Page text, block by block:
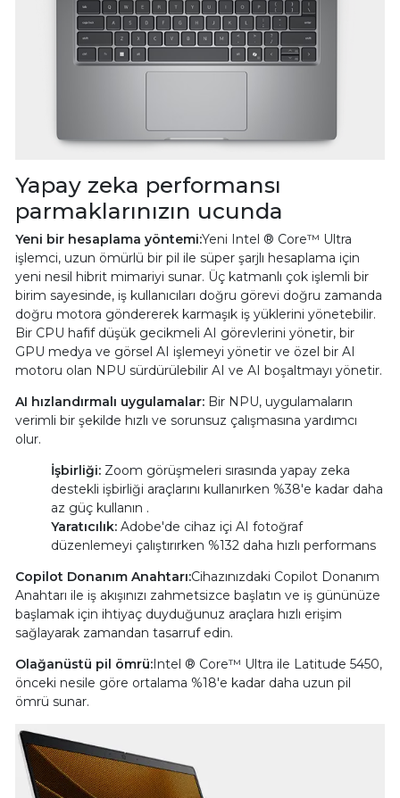
Yapay zeka performansı
parmaklarınızın ucunda
Yeni bir hesaplama yöntemi:Yeni Intel ® Core™ Ultra
işlemci, uzun ömürlü bir pil ile süper şarjlı hesaplama için
yeni nesil hibrit mimariyi sunar. Üç katmanlı çok işlemli bir
birim sayesinde, iş kullanıcıları doğru görevi doğru zamanda
doğru motora göndererek karmaşık iş yüklerini yönetebilir.
Bir CPU hafif düşük gecikmeli AI görevlerini yönetir, bir
GPU medya ve görsel AI işlemeyi yönetir ve özel bir AI
motoru olan NPU sürdürülebilir AI ve AI boşaltmayı yönetir.
AI hızlandırmalı uygulamalar:Bir NPU, uygulamaların
verimli bir şekilde hızlı ve sorunsuz çalışmasına yardımcı
olur.
İşbirliği:Zoom görüşmeleri sırasında yapay zeka
destekli işbirliği araçlarını kullanırken %38'e kadar daha
az güç kullanın .
Yaratıcılık:Adobe'de cihaz içi AI fotoğraf
düzenlemeyi çalıştırırken %132 daha hızlı performans
Copilot Donanım Anahtarı:Cihazınızdaki Copilot Donanım
Anahtarı ile iş akışınızı zahmetsizce başlatın ve iş gününüze
başlamak için ihtiyaç duyduğunuz araçlara hızlı erişim
sağlayarak zamandan tasarruf edin.
Olağanüstü pil ömrü:Intel ® Core™ Ultra ile Latitude 5450,
önceki nesile göre ortalama %18'e kadar daha uzun pil
ömrü sunar.